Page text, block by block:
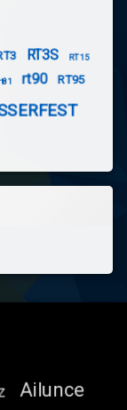
RT3S RT15
rt90 RT95
Ailunce